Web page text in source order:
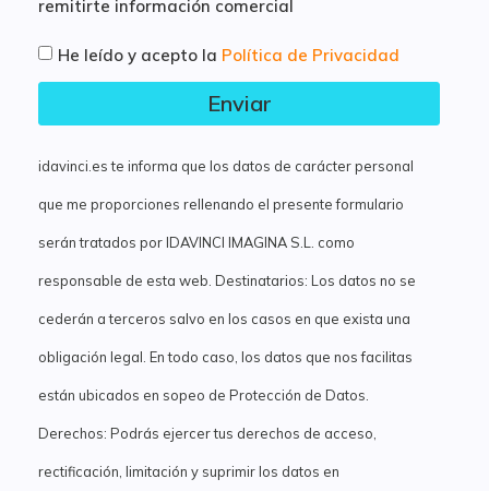
remitirte información comercial
He leído y acepto la Política de Privacidad
Enviar
idavinci.es te informa que los datos de carácter personal
que me proporciones rellenando el presente formulario
serán tratados por IDAVINCI IMAGINA S.L. como
responsable de esta web. Destinatarios: Los datos no se
cederán a terceros salvo en los casos en que exista una
obligación legal. En todo caso, los datos que nos facilitas
están ubicados en sopeo de Protección de Datos.
Derechos: Podrás ejercer tus derechos de acceso,
rectificación, limitación y suprimir los datos en